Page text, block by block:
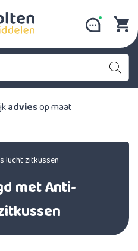
adviesop maat
lucht zitkussen
met Anti-